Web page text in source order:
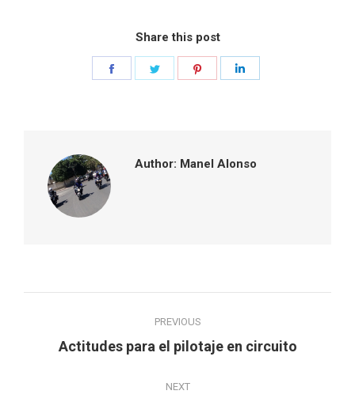
Share this post
Author: Manel Alonso
navigation
PREVIOUS
Previous
Actitudes para el pilotaje en circuito
NEXT